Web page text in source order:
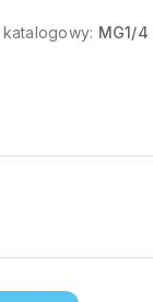
katalogowy: MG1/4